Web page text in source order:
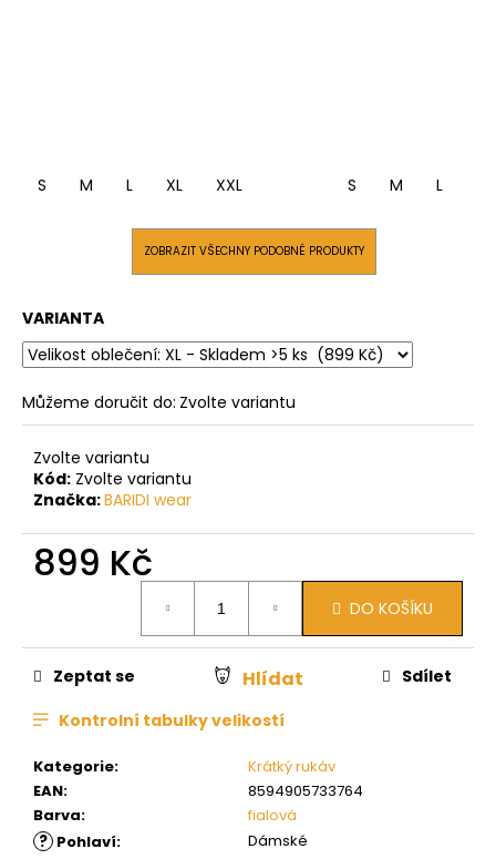
S M L XL XXL S M L
ZOBRAZIT VŠECHNY PODOBNÉ PRODUKTY
VARIANTA
Můžeme doručit do: Zvolte variantu
Zvolte variantu
Kód: Zvolte variantu
Značka:BARIDI wear
899 Kč
DO KOŠÍKU
Kategorie:
Krátký rukáv
EAN:
8594905733764
Barva: fialová
? Pohlaví: Dámské
Zeptat se Hlídat Sdílet
Kontrolní tabulky velikostí